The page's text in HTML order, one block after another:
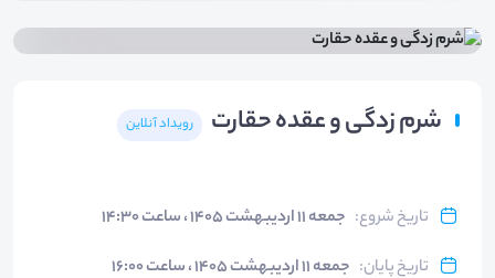
شرم زدگی و عقده حقارت رویداد آنلاین
تاریخ شروع: جمعه ۱۱ اردیبهشت ۱۴۰۵ ، ساعت ۱۴:۳۰
تاریخ پایان: جمعه ۱۱ اردیبهشت ۱۴۰۵ ، ساعت ۱۶:۰۰